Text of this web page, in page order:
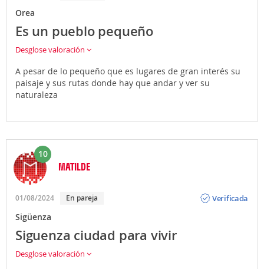
Orea
Es un pueblo pequeño
Desglose valoración
A pesar de lo pequeño que es lugares de gran interés su
paisaje y sus rutas donde hay que andar y ver su
naturaleza
10
MATILDE
01/08/2024 En pareja
Verificada
Sigüenza
Siguenza ciudad para vivir
Desglose valoración